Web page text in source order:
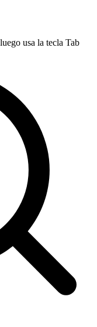
usa la tecla Tab